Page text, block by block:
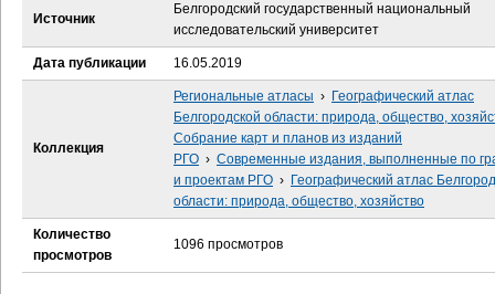
ьИсточник
Белгородский государственный национальный
исследовательский университет
Дата публикации 16.05.2019
Коллекция
Региональные атласы › Географический атлас
Белгородской области: природа, общество,
Собрание карт и планов из изданий
РГО › Современные издания, выполненные по
и проектам РГО › Географический атлас
области: природа, общество, хозяйство
Количество
просмотров
1096 просмотров